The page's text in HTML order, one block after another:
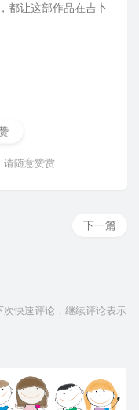
都让这部作品在吉卜
请随意赞赏
下一篇
快速评论，继续评论表示